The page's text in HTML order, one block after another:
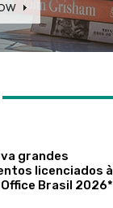
grandes
licenciados à
Brasil 2026*